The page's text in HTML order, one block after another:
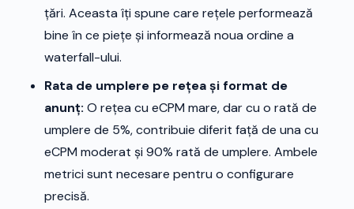
țări. Aceasta îți spune care rețele performează
bine în ce piețe și informează noua ordine a
waterfall-ului.
Rata de umplere pe rețea și format de
anunț: O rețea cu eCPM mare, dar cu o rată de
umplere de 5%, contribuie diferit față de una cu
eCPM moderat și 90% rată de umplere. Ambele
metrici sunt necesare pentru o configurare
precisă.